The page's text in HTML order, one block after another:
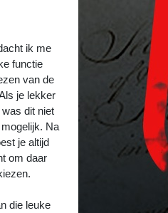
ik me
functie
van de
je lekker
dit niet
Na
je altijd
om daar
die leuke